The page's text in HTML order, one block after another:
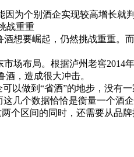
个别酒企实现较高增长就
战重重
要崛起，仍然挑战重重。而
布局。根据泸州老窖2014
，造成很大冲击。
做到“省酒”的地步，没有一
几个数据恰恰是衡量一个酒
个区间的同时，还需要从品